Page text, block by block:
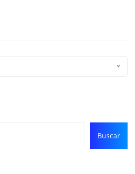
Buscar